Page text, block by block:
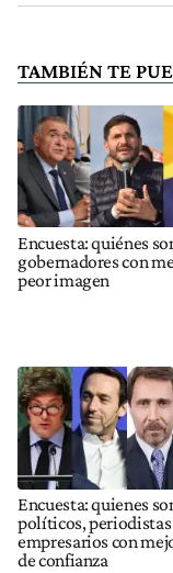
TAMBIÉN TE
Encuesta: quiénes
gobernadores con
peor imagen
Encuesta: quienes
políticos, periodistas
empresarios con
de confianza